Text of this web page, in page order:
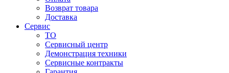
Возврат товара
Доставка
Сервис
ТО
Сервисный центр
Демонстрация техники
Сервисные контракты